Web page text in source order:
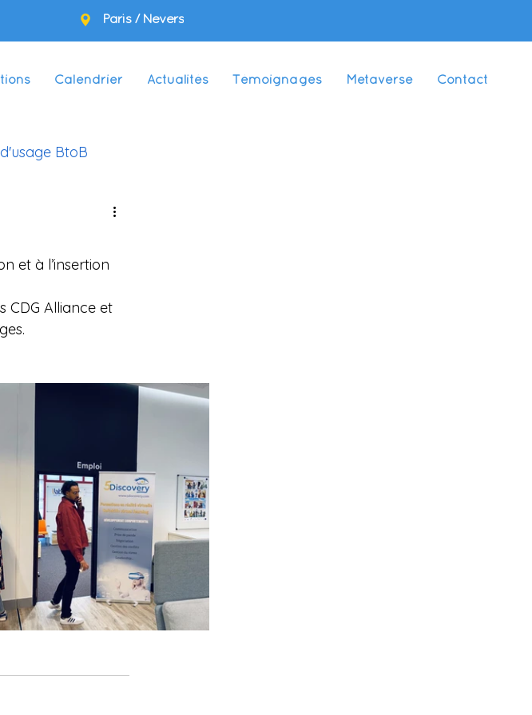
Paris / Nevers
Calendrier Actualités Témoignages Metaverse Contact
BtoB
et à l’insertion
CDG Alliance et